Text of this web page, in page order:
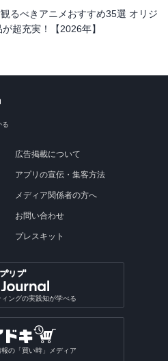
観るべきアニメおすすめ35選 オリジ
超充実！【2026年】
る
広告掲載について
アプリの宣伝・集客方法
メディア関係者の方へ
お問い合わせ
プレスキット
ングの実践知が学べる
の「買い時」メディア